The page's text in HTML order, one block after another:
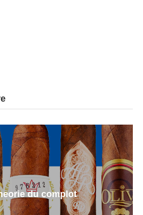
du complot